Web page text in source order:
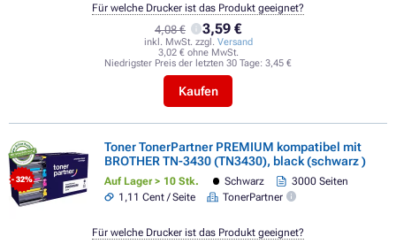
4,08 € 3,59 €
inkl. MwSt. zzgl. Versand
3,02 € ohne MwSt.
Niedrigster Preis der letzten 30 Tage: 3,45 €
Kaufen
Für welche Drucker ist das Produkt geeignet?
- 32%
Toner TonerPartner PREMIUM kompatibel mit
BROTHER TN-3430 (TN3430), black (schwarz )
Auf Lager > 10 Stk. Schwarz
3000 Seiten
1,11 Cent / Seite
TonerPartner
Für welche Drucker ist das Produkt geeignet?